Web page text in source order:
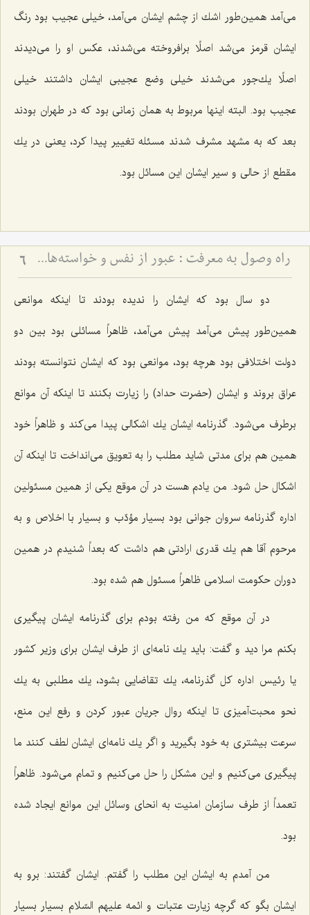
می‌آمد همین‌طور اشك از چشم ایشان می‌آمد، خیلی عجیب بود رنگ
ایشان قرمز می‌شد اصلًا برافروخته می‌شدند، عكس او را می‌دیدند
اصلًا یك‌جور می‌شدند خیلی وضع عجیبی ایشان داشتند خیلی
عجیب بود. البته اینها مربوط به همان زمانی بود كه در طهران بودند
بعد كه به مشهد مشرف شدند مسئله تغییر پیدا كرد، یعنی در یك
مقطع از حالی و سیر ایشان این مسائل بود.
راه وصول به معرفت :‌ عبور از نفس و خواسته‏‌هاى آن‏ 6
دو سال بود كه ایشان را ندیده بودند تا اینكه موانعی
همین‌طور پیش می‌آمد پیش می‌آمد، ظاهراً مسائلی بود بین دو
دولت اختلافی بود هرچه بود، موانعی بود كه ایشان نتوانسته بودند
عراق بروند و ایشان (حضرت حداد) را زیارت بكنند تا اینكه آن موانع
برطرف می‌شود. گذرنامه ایشان یك اشكالی پیدا می‌كند و ظاهراً خود
همین هم برای مدتی شاید مطلب را به تعویق می‌انداخت تا اینكه آن
اشكال حل شود. من یادم هست در آن موقع یكی از همین مسئولین
اداره گذرنامه سروان جوانی بود بسیار مؤدّب و بسیار با اخلاص و به
مرحوم آقا هم یك قدری ارادتی هم داشت كه بعداً شنیدم در همین
دوران حكومت اسلامی ظاهراً مسئول هم شده بود.
در آن موقع كه من رفته بودم برای گذرنامه ایشان پیگیری
بكنم مرا دید و گفت: باید یك نامه‌ای از طرف ایشان برای وزیر كشور
یا رئیس اداره كل گذرنامه، یك تقاضایی بشود، یك مطلبی به یك
نحو محبت‌آمیزی تا اینكه روال جریان عبور كردن و رفع این منع،
سرعت بیشتری به خود بگیرید و اگر یك نامه‌ای ایشان لطف كنند ما
پیگیری می‌كنیم و این مشكل را حل می‌كنیم و تمام می‌شود. ظاهراً
تعمداً از طرف سازمان امنیت به انحای وسائل این موانع ایجاد شده
بود.
من آمدم به ایشان این مطلب را گفتم. ایشان گفتند: برو به
ایشان بگو كه گرچه زیارت عتبات و ائمه علیهم السّلام بسیار بسیار